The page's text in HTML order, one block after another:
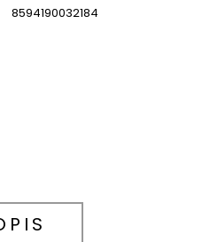
8594190032184